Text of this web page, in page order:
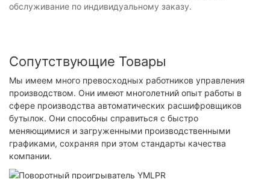
обслуживание по индивидуальному заказу.
Сопутствующие Товары
Мы имеем много превосходных работников управления
производством. Они имеют многолетний опыт работы в
сфере производства автоматических расшифровщиков
бутылок. Они способны справиться с быстро
меняющимися и загруженными производственными
графиками, сохраняя при этом стандарты качества
компании.